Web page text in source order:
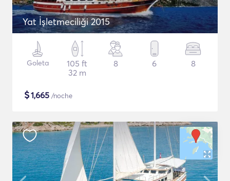
Yat İşletmeciliği 2015
Goleta
105 ft
32 m
8 6 8
$1,665 /noche